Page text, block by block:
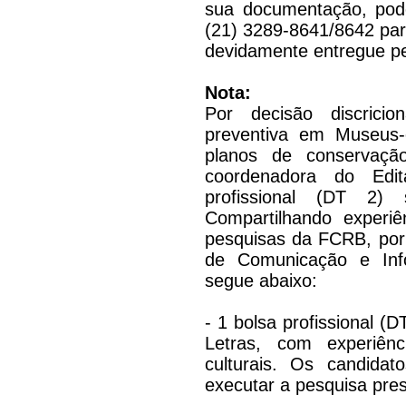
sua documentação,
(21) 3289-8641/8642
devidamente entregue
Nota:
Por decisão
preventiva em
planos de
coordenadora do
profissional (DT 2)
Compartilhando
pesquisas da FCRB,
de Comunicação e
segue abaixo:
- 1 bolsa profissional
Letras, com
culturais. Os
executar a pesquisa